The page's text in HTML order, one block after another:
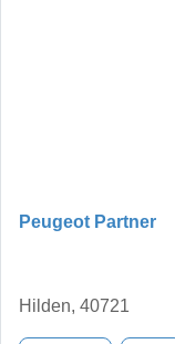
Peugeot Partner
Hilden, 40721